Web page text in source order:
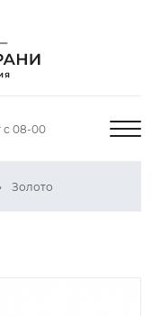
с 08-00
Золото